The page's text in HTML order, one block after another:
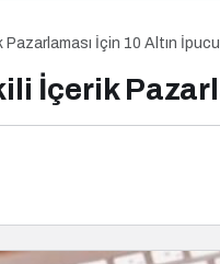
İçin 10 Altın İpucu
İçerik